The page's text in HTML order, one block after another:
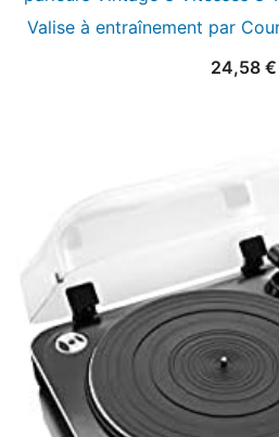
Valise à entraînement par
24,58 €